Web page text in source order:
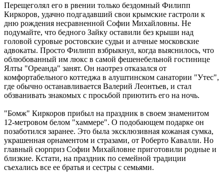
Перещеголял его в рвении только бездомный Филипп
Киркоров, удачно подгадавший свои крымские гастроли к
дню рождения несравненной Софии Михайловны. Не
подумайте, что бедного Зайку оставили без крыши над
головой суровые ростовские судьи и алчные московские
адвокаты. Просто Филипп взбрыкнул, когда выяснилось, что
облюбованный им люкс в самой фешенебельной гостинице
Ялты "Ореанда" занят. Он наотрез отказался от
комфортабельного коттеджа в алуштинском санатории "Утес",
где обычно останавливается Валерий Леонтьев, и стал
обзванивать знакомых с просьбой приютить его на ночь.
"Бомж" Киркоров прибыл на праздник в своем знаменитом
12-метровом белом "хаммере". О подобающем подарке он
позаботился заранее. Это была эксклюзивная кожаная сумка,
украшенная орнаментом и стразами, от Роберто Кавалли. Но
главный сюрприз Софии Михайловне приготовили родные и
близкие. Кстати, на праздник по семейной традиции
съехались все ее братья и сестры с семьями.